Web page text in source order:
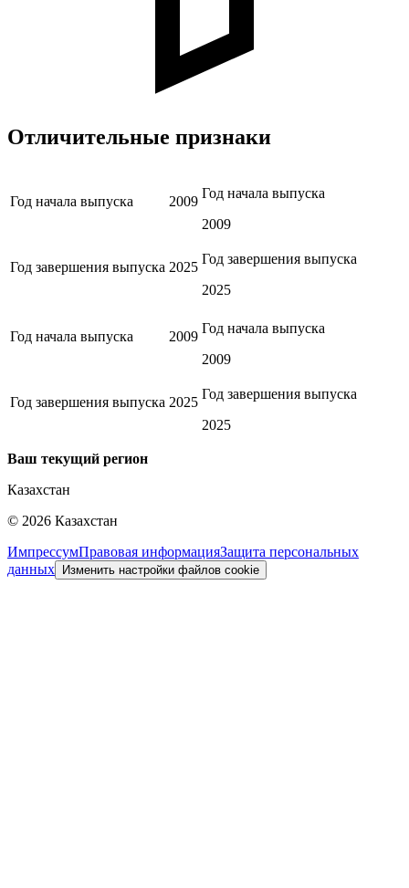
Отличительные признаки
Год начала выпуска 2009
Год начала выпуска
2009
Год завершения выпуска 2025
Год завершения выпуска
2025
Год начала выпуска 2009
Год начала выпуска
2009
Год завершения выпуска 2025
Год завершения выпуска
2025
Ваш текущий регион
Казахстан
© 2026 Казахстан
ИмпрессумПравовая информацияЗащита персональных
данных Изменить настройки файлов cookie